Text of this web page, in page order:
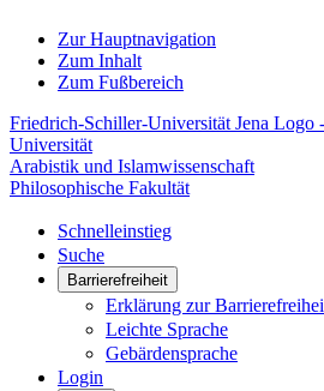
Zur Hauptnavigation
Zum Inhalt
Zum Fußbereich
Friedrich-Schiller-Universität Jena Logo
Universität
Arabistik und Islamwissenschaft
Philosophische Fakultät
Schnelleinstieg
Suche
Barrierefreiheit
Erklärung zur
Leichte Sprache
Gebärdensprache
Login